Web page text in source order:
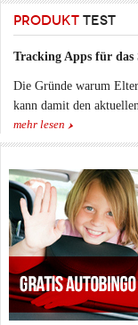
PRODUKT TEST
Tracking Apps für das
Die Gründe warum
kann damit den
mehr lesen